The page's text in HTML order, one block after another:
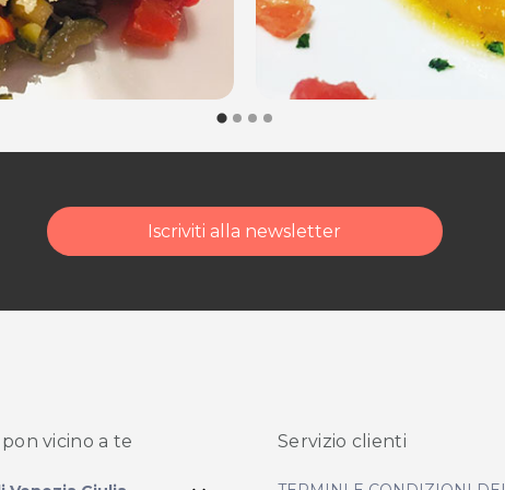
Iscriviti alla newsletter
vicino a te Servizio clienti